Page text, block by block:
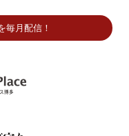
毎月配信！